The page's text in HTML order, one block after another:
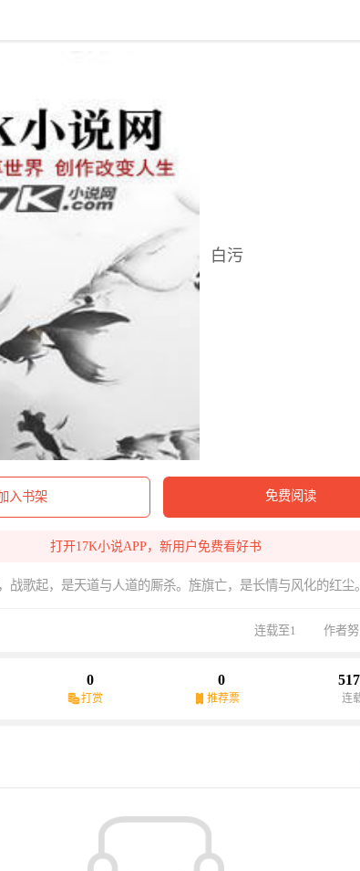
白污
入书架 免费阅读
打开17K小说APP，新用户免费看好书
战歌起，是天道与人道的厮杀。旌旗亡，是长情与风化的红尘。
连载至1 作者
0
打赏
0
推荐票 连